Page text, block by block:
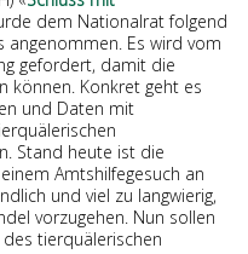
dem Nationalrat folgend
Es wird vom
gefordert, damit die
können. Konkret geht es
und Daten mit
Stand heute ist die
Amtshilfegesuch an
und viel zu langwierig,
vorzugehen. Nun sollen
tierquälerischen